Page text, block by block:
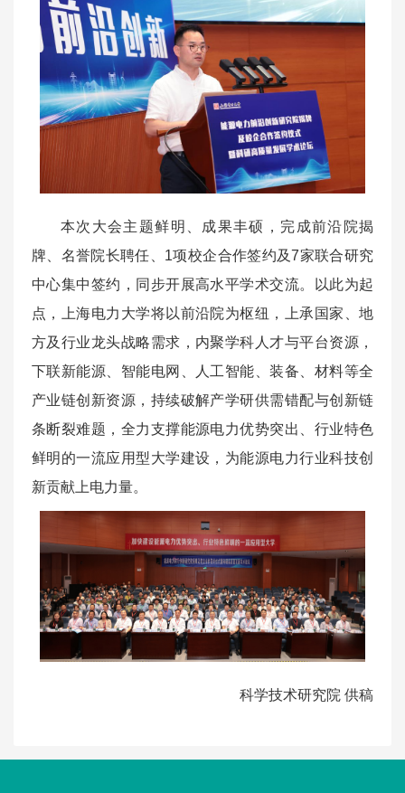
本次大会主题鲜明、成果丰硕，完成前沿院揭
牌、名誉院长聘任、1项校企合作签约及7家联合研究
中心集中签约，同步开展高水平学术交流。以此为起
点，上海电力大学将以前沿院为枢纽，上承国家、地
方及行业龙头战略需求，内聚学科人才与平台资源，
下联新能源、智能电网、人工智能、装备、材料等全
产业链创新资源，持续破解产学研供需错配与创新链
条断裂难题，全力支撑能源电力优势突出、行业特色
鲜明的一流应用型大学建设，为能源电力行业科技创
新贡献上电力量。
科学技术研究院 供稿